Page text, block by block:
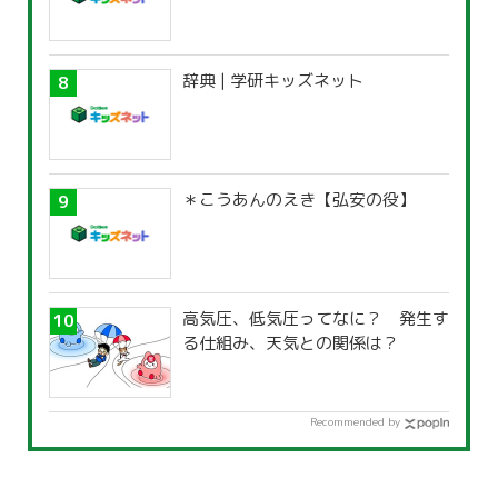
辞典 | 学研キッズネット
＊こうあんのえき【弘安の役】
高気圧、低気圧ってなに？ 発生す
る仕組み、天気との関係は？
Recommended by